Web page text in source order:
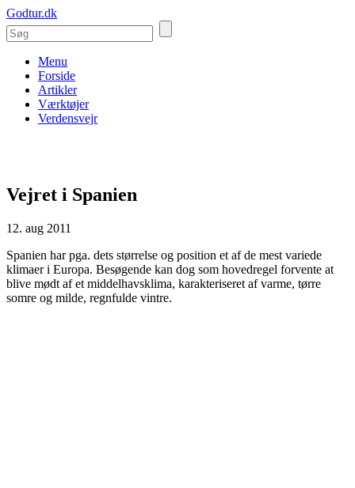
Godtur.dk
Menu
Forside
Artikler
Værktøjer
Verdensvejr
Vejret i Spanien
12. aug 2011
Spanien har pga. dets størrelse og position et af de mest variede
klimaer i Europa. Besøgende kan dog som hovedregel forvente at
blive mødt af et middelhavsklima, karakteriseret af varme, tørre
somre og milde, regnfulde vintre.